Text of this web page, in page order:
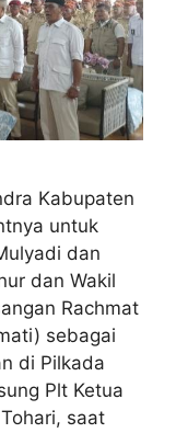
Kabupaten
untuk
dan
dan Wakil
Rachmat
sebagai
di Pilkada
Plt Ketua
saat